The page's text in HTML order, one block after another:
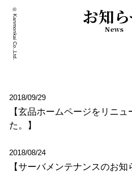
© Kanmonkai Co.,Ltd. お知
News
2018/09/29
【玄品ホームページをリニ
た。】
2018/08/24
【サーバメンテナンスのお知